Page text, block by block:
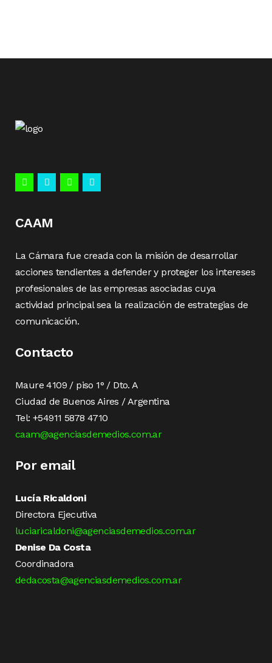
CAAM
La Cámara fue creada con la misión de desarrollar
acciones tendientes a defender y proteger los intereses
profesionales de las empresas asociadas cuya
actividad principal sea la realización de estrategias de
comunicación.
Contacto
Maure 4109 / piso 1° / Dto. A
Ciudad de Buenos Aires / Argentina
Tel: +54911 5878 4710
caam@agenciasdemedios.com.ar
Por email
Lucía Ricaldoni
Directora Ejecutiva
luciaricaldoni@agenciasdemedios.com.ar
Denise Da Costa
Coordinadora
dedacosta@agenciasdemedios.com.ar